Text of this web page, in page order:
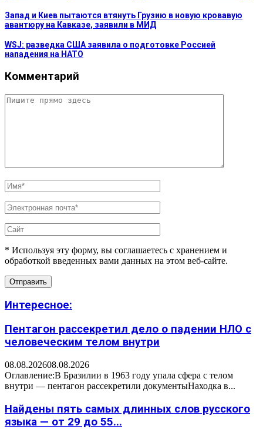
Запад и Киев пытаются втянуть Грузию в новую кровавую
авантюру на Кавказе, заявили в МИД
WSJ: разведка США заявила о подготовке Россией
нападения на НАТО
Комментарий
* Используя эту форму, вы соглашаетесь с хранением и
обработкой введенных вами данных на этом веб-сайте.
Интересное:
Пентагон рассекретил дело о падении НЛО с
человеческим телом внутри
08.08.202608.08.2026
Оглавление:В Бразилии в 1963 году упала сфера с телом
внутри — пентагон рассекретили документыНаходка в...
Найдены пять самых длинных слов русского
языка — от 29 до 55...